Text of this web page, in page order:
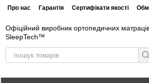
Про нас Гарантія Сертифікати якості
Офіційний виробник ортопедичних
SleepTech™